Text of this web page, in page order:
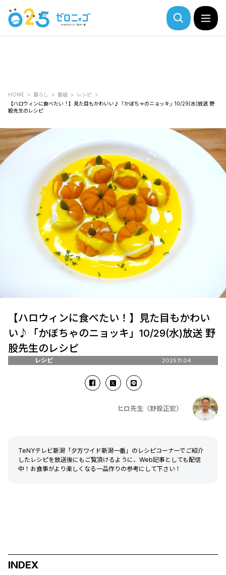
HOME 暮らし 番組
レシピ
【ハロウィンに食べたい！】見た目もかわいい♪「かぼちゃのニョッキ」10/29(水)放送 野
股先生のレシピ
【ハロウィンに食べたい！】見た目もかわい
い♪「かぼちゃのニョッキ」10/29(水)放送 野
股先生のレシピ
レシピ 2025.11.04
ヒロ先生（野股正宏）
TeNYテレビ新潟「夕方ワイド新潟一番」のレシピコーナーでご紹介
したレシピを放送後にもご覧頂けるように、Web記事としても配信
中！お食事がより楽しくなる一品作りの参考にして下さい！
INDEX